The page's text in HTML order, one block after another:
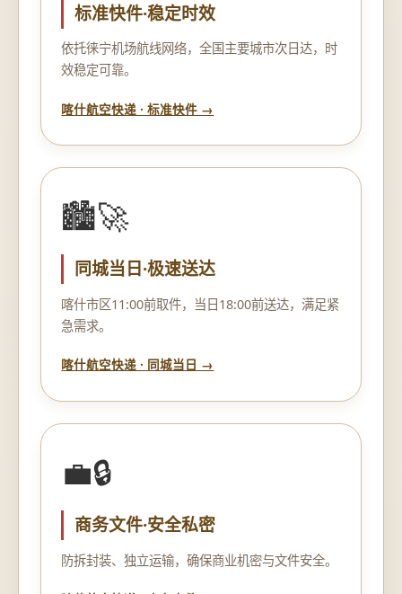
标准快件·稳定时效
依托徕宁机场航线网络，全国主要城市次日达，时
效稳定可靠。
喀什航空快递 · 标准快件 →
🏙️🚀
同城当日·极速送达
喀什市区11:00前取件，当日18:00前送达，满足紧
急需求。
喀什航空快递 · 同城当日 →
💼🔒
商务文件·安全私密
防拆封装、独立运输，确保商业机密与文件安全。